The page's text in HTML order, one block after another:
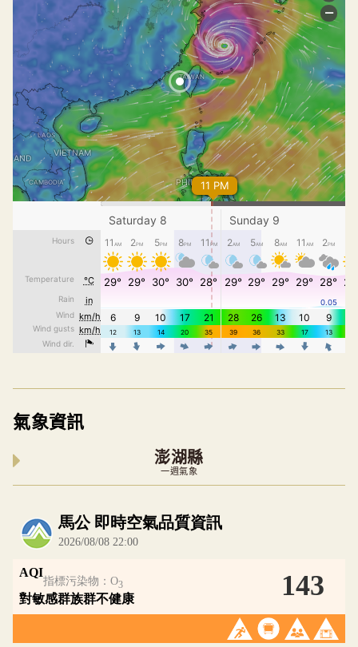
氣象資訊
澎湖縣
一週氣象
內嵌空氣品質小工具為視覺預覽，完整即時空